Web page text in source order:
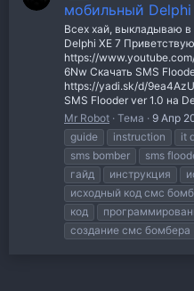
мобильный
Всех хай, выкладываю
Delphi XE 7
https://
6Nw Скачать SMS
https://yadi.sk/d/
SMS Flooder ver 1.0 на
Mr Robot Тема 9 Апр
guide
instruction it
sms bomber
sms
гайд
инструкция
исходный код смс
код
создание смс бомбера